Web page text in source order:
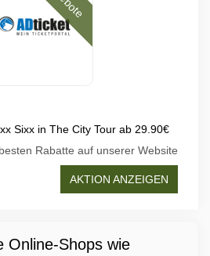
Sixx in The City Tour ab 29.90€
Rabatte auf unserer Website
AKTION ANZEIGEN
Online-Shops wie